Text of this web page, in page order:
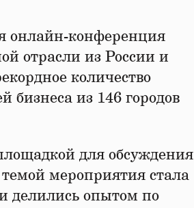
онлайн-конференция
отрасли из России и
количество
бизнеса из 146 городов
для обсуждения
мероприятия стала
делились опытом по